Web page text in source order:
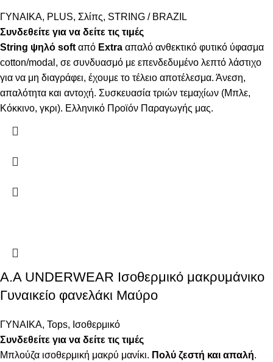
ΓΥΝΑΙΚΑ, PLUS, Σλίπς, STRING / BRAZIL
Συνδεθείτε για να δείτε τις τιμές
String ψηλό soft από Extra απαλό ανθεκτικό φυτικό ύφασμα
cotton/modal, σε συνδυασμό με επενδεδυμένο λεπτό λάστιχο
για να μη διαγράφει, έχουμε το τέλειο αποτέλεσμα. Άνεση,
απαλότητα και αντοχή. Συσκευασία τριών τεμαχίων (Μπλε,
Κόκκινο, γκρι). Ελληνικό Προϊόν Παραγωγής μας.
Α.A UNDERWEAR Ισοθερμικό μακρυμάνικο
Γυναικείο φανελάκι Μαύρο
ΓΥΝΑΙΚΑ, Tops, Ισοθερμικό
Συνδεθείτε για να δείτε τις τιμές
Μπλούζα ισοθερμική μακρύ μανίκι. Πολύ ζεστή και απαλή.